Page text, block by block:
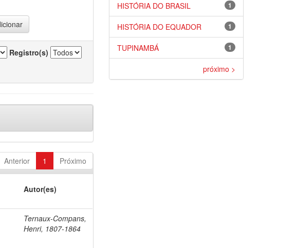
Registro(s)
Anterior 1 Próximo
Autor(es)
Ternaux-Compans,
Henri, 1807-1864
1
HISTÓRIA DO BRASIL
1
HISTÓRIA DO EQUADOR
1
TUPINAMBÁ
próximo >